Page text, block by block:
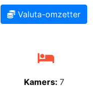
Valuta-omzetter
Kamers: 7